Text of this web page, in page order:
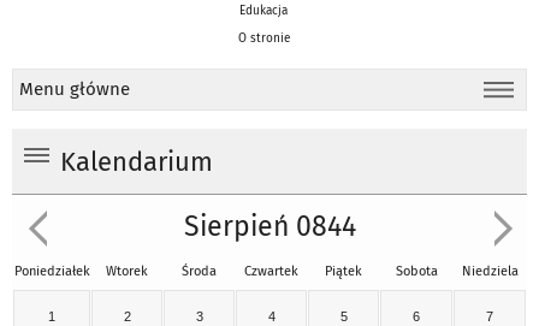
Edukacja
O stronie
Menu główne
Kalendarium
Sierpień 0844
Poniedziałek Wtorek Środa Czwartek Piątek Sobota Niedziela
1 2 3 4 5 6 7